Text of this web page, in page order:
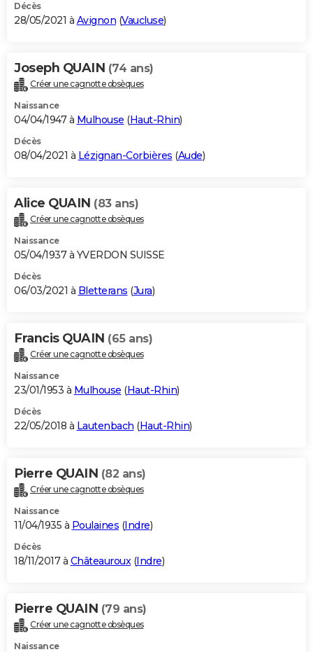
Décès
28/05/2021 à Avignon (Vaucluse)
Joseph QUAIN (74 ans)
Créer une cagnotte obsèques
Naissance
04/04/1947 à Mulhouse (Haut-Rhin)
Décès
08/04/2021 à Lézignan-Corbières (Aude)
Alice QUAIN (83 ans)
Créer une cagnotte obsèques
Naissance
05/04/1937 à YVERDON SUISSE
Décès
06/03/2021 à Bletterans (Jura)
Francis QUAIN (65 ans)
Créer une cagnotte obsèques
Naissance
23/01/1953 à Mulhouse (Haut-Rhin)
Décès
22/05/2018 à Lautenbach (Haut-Rhin)
Pierre QUAIN (82 ans)
Créer une cagnotte obsèques
Naissance
11/04/1935 à Poulaines (Indre)
Décès
18/11/2017 à Châteauroux(Indre)
Pierre QUAIN (79 ans)
Créer une cagnotte obsèques
Naissance